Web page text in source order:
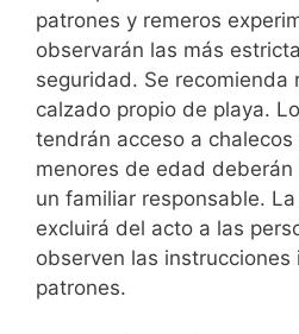
patrones y remeros
observarán las más
seguridad. Se recomienda
calzado propio de playa.
tendrán acceso a
menores de edad
un familiar responsable.
excluirá del acto a las
observen las
patrones.